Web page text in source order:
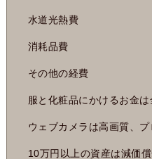
水道光熱費
消耗品費
その他の経費
服と化粧品にかけるお金
ウェブカメラは高画質、
10万円以上の資産は減価